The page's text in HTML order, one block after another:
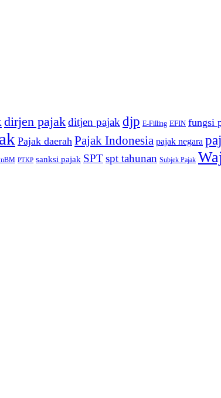
dirjen pajakditjen pajak djp E-Filling EFIN fungsi
Pajak daerah Pajak Indonesia pajak negara
PTKP sanksi pajak SPTspt tahunan Subjek Pajak